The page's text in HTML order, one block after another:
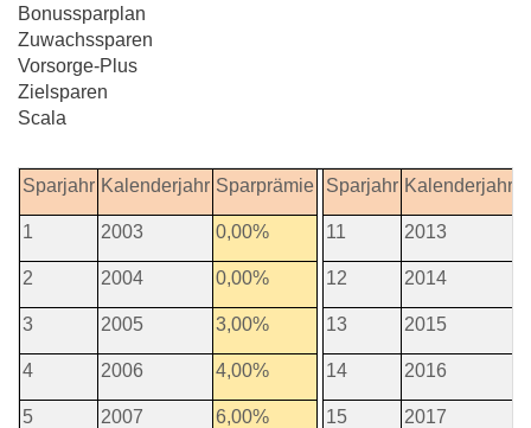
Bonussparplan
Zuwachssparen
Vorsorge-Plus
Zielsparen
Scala
Sparjahr Kalenderjahr Sparprämie Sparjahr Kalenderjahr
1 2003 0,00% 11 2013
2 2004 0,00% 12 2014
3 2005 3,00% 13 2015
4 2006 4,00% 14 2016
5 2007 6,00% 15 2017